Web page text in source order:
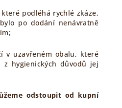
podléhá rychlé zkáze,
po dodání nenávratně
uzavřeném obalu, které
hygienických důvodů jej
odstoupit od kupní